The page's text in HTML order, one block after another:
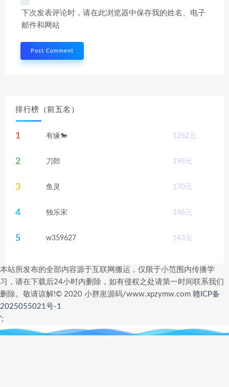
下次发表评论时，请在此浏览器中保存我的姓名、电子
邮件和网站
排行榜（前五名）
1 有缘🐎 1262元
2 刀郎 198元
3 鱼灵 170元
4 独乐宋 146元
5 w359627 143元
本站所发布的全部内容源于互联网搬运，仅限于小范围内传播学
习，请在下载后24小时内删除，如有侵权之处请第一时间联系我们
删除。敬请谅解!© 2020 小胖崽源码/www.xpzymw.com 赣ICP备
2025055021号-1
';